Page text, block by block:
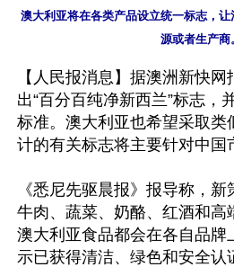
澳大利亚将在各类产品设立统一标志，
【人民报消息】据澳洲新快
出“百分百纯净新西兰”标志，
标准。澳大利亚也希望采取类
计的有关标志将主要针对中国
《悉尼先驱晨报》报导称，
牛肉、蔬菜、奶酪、红酒和高
澳大利亚食品都会在各自品牌
示已获得清洁、绿色和安全认